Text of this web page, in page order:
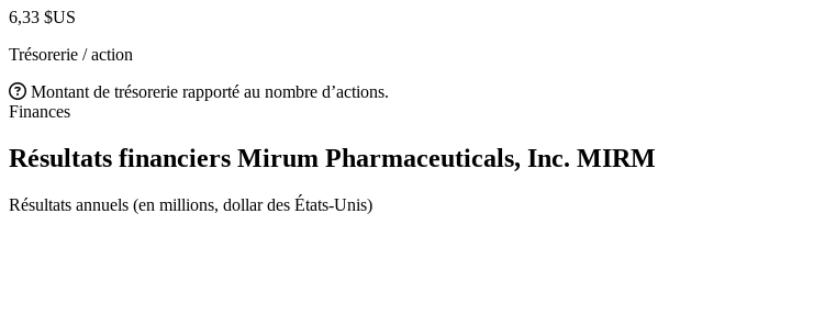
6,33 $US
Trésorerie / action
Montant de trésorerie rapporté au nombre d’actions.
Finances
Résultats financiers Mirum Pharmaceuticals, Inc. MIRM
Résultats annuels (en millions, dollar des États-Unis)